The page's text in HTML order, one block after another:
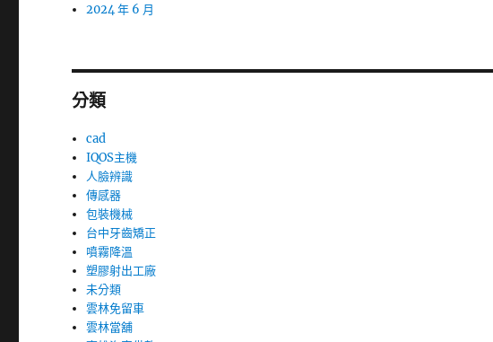
2024 年 6 月
分類
cad
IQOS主機
人臉辨識
傳感器
包裝機械
台中牙齒矯正
噴霧降溫
塑膠射出工廠
未分類
雲林免留車
雲林當舖